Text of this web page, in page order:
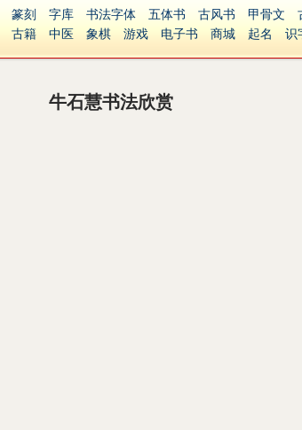
篆刻 字库 书法字体 五体书 古风书 甲骨文
古籍 中医 象棋 游戏 电子书 商城 起名 识
牛石慧书法欣赏